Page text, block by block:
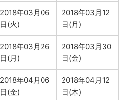
2018年03月06
日(火)
2018年03月12
日(月)
2018年03月26
日(月)
2018年03月30
日(金)
2018年04月06
日(金)
2018年04月12
日(木)